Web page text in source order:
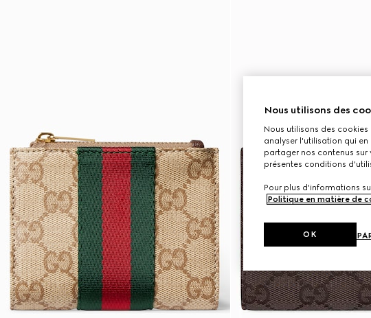
Nous utilisons des
Nous utilisons des
analyser l'utilisation qui
partager nos contenus sur
présentes conditions
Pour plus d'informations
Politique en matière de
OK